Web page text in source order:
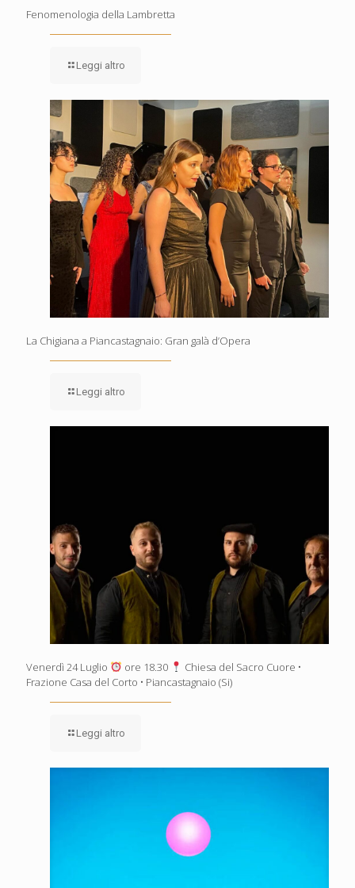
Fenomenologia della Lambretta
Leggi altro
La Chigiana a Piancastagnaio: Gran galà d’Opera
Leggi altro
Venerdì 24 Luglio ore 18.30
Chiesa del Sacro Cuore •
Frazione Casa del Corto • Piancastagnaio (Si)
Leggi altro